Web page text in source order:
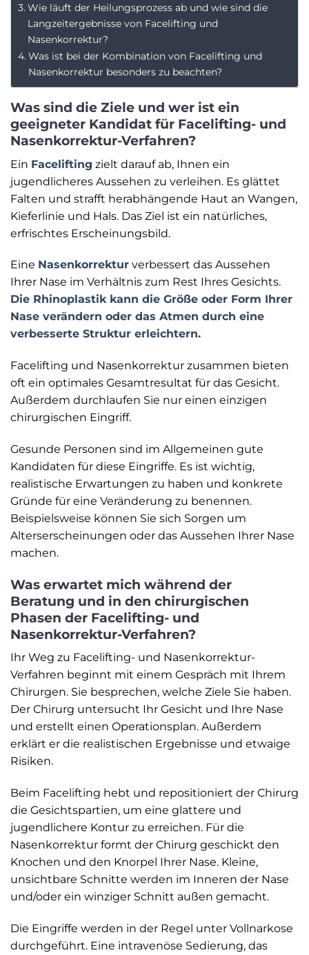
Wie läuft der Heilungsprozess ab und wie sind die
Langzeitergebnisse von Facelifting und
Nasenkorrektur?
Was ist bei der Kombination von Facelifting und
Nasenkorrektur besonders zu beachten?
Was sind die Ziele und wer ist ein
geeigneter Kandidat für Facelifting- und
Nasenkorrektur-Verfahren?
Ein Facelifting zielt darauf ab, Ihnen ein
jugendlicheres Aussehen zu verleihen. Es glättet
Falten und strafft herabhängende Haut an Wangen,
Kieferlinie und Hals. Das Ziel ist ein natürliches,
erfrischtes Erscheinungsbild.
Eine Nasenkorrektur verbessert das Aussehen
Ihrer Nase im Verhältnis zum Rest Ihres Gesichts.
Die Rhinoplastik kann die Größe oder Form Ihrer
Nase verändern oder das Atmen durch eine
verbesserte Struktur erleichtern.
Facelifting und Nasenkorrektur zusammen bieten
oft ein optimales Gesamtresultat für das Gesicht.
Außerdem durchlaufen Sie nur einen einzigen
chirurgischen Eingriff.
Gesunde Personen sind im Allgemeinen gute
Kandidaten für diese Eingriffe. Es ist wichtig,
realistische Erwartungen zu haben und konkrete
Gründe für eine Veränderung zu benennen.
Beispielsweise können Sie sich Sorgen um
Alterserscheinungen oder das Aussehen Ihrer Nase
machen.
Was erwartet mich während der
Beratung und in den chirurgischen
Phasen der Facelifting- und
Nasenkorrektur-Verfahren?
Ihr Weg zu Facelifting- und Nasenkorrektur-
Verfahren beginnt mit einem Gespräch mit Ihrem
Chirurgen. Sie besprechen, welche Ziele Sie haben.
Der Chirurg untersucht Ihr Gesicht und Ihre Nase
und erstellt einen Operationsplan. Außerdem
erklärt er die realistischen Ergebnisse und etwaige
Risiken.
Beim Facelifting hebt und repositioniert der Chirurg
die Gesichtspartien, um eine glattere und
jugendlichere Kontur zu erreichen. Für die
Nasenkorrektur formt der Chirurg geschickt den
Knochen und den Knorpel Ihrer Nase. Kleine,
unsichtbare Schnitte werden im Inneren der Nase
und/oder ein winziger Schnitt außen gemacht.
Die Eingriffe werden in der Regel unter Vollnarkose
durchgeführt. Eine intravenöse Sedierung, das